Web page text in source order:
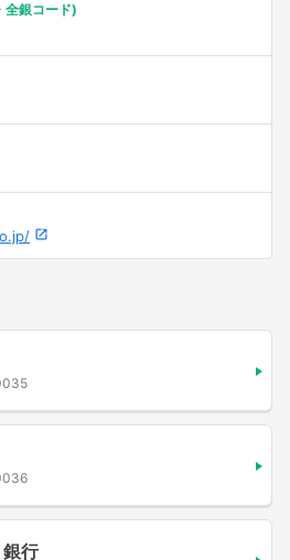
全銀コード)
行